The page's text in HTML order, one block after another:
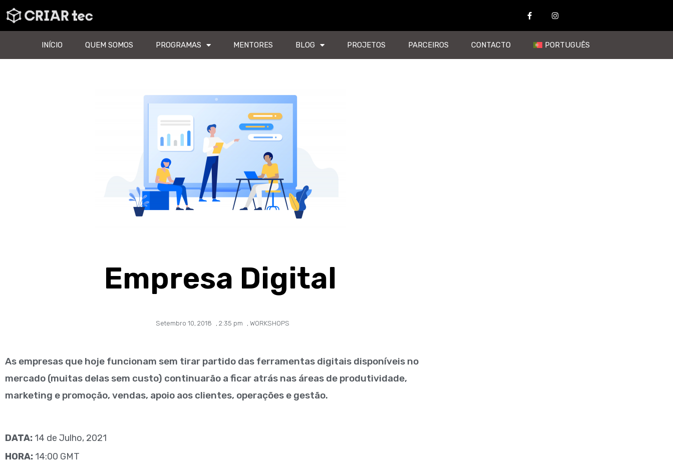
INÍCIO QUEM SOMOS PROGRAMAS MENTORES BLOG PROJETOS PARCEIROS CONTACTO PORTUGUÊS
Empresa Digital
Setembro 10, 2018 , 2:35 pm , WORKSHOPS
As empresas que hoje funcionam sem tirar partido das ferramentas digitais disponíveis no
mercado (muitas delas sem custo) continuarão a ficar atrás nas áreas de produtividade,
marketing e promoção, vendas, apoio aos clientes, operações e gestão.
DATA: 14 de Julho, 2021
HORA: 14:00 GMT